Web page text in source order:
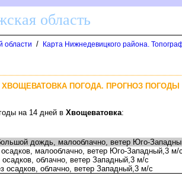
область
области /
Карта Нижнедевицкого района.
ХВОЩЕВАТОВКА ПОГОДА. ПРОГНОЗ
на 14 дней Хвощеватовка:
дождь, малооблачно, ветер Юго-
малооблачно, ветер Юго-Западный,3 м/
облачно, ветер Западный,3 м/с
облачно, ветер Западный,3 м/с